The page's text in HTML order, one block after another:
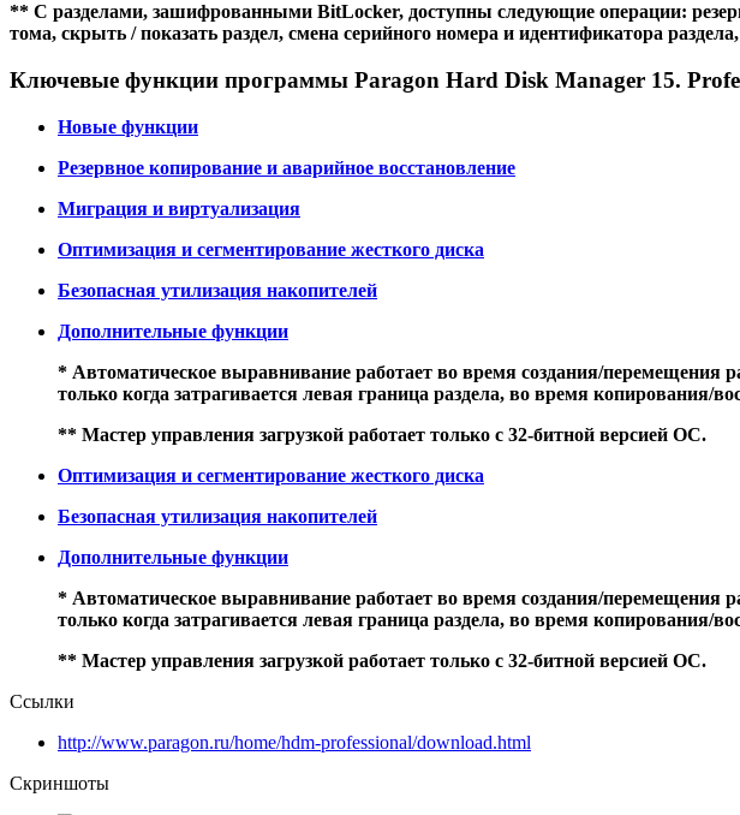
** С разделами, зашифрованными BitLocker, доступны следующие операции:
тома, скрыть / показать раздел, смена серийного номера и идентификатора
Ключевые функции программы Paragon Hard Disk Manager 15.
Новые функции
Резервное копирование и аварийное восстановление
Миграция и виртуализация
Оптимизация и сегментирование жесткого диска
Безопасная утилизация накопителей
Дополнительные функции
* Автоматическое выравнивание работает во время создания/перемещения
только когда затрагивается левая граница раздела, во время копирования/
** Мастер управления загрузкой работает только с 32-битной версией ОС.
Оптимизация и сегментирование жесткого диска
Безопасная утилизация накопителей
Дополнительные функции
* Автоматическое выравнивание работает во время создания/перемещения
только когда затрагивается левая граница раздела, во время копирования/
** Мастер управления загрузкой работает только с 32-битной версией ОС.
Ссылки
http://www.paragon.ru/home/hdm-professional/download.html
Скриншоты